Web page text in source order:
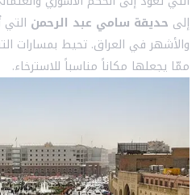
إلى حديقة سامي عبد الرحمن
والأشهر في العراق. تحيط بمسارات
ممّا يجعلها مكاناً مناسباً للاسترخاء.